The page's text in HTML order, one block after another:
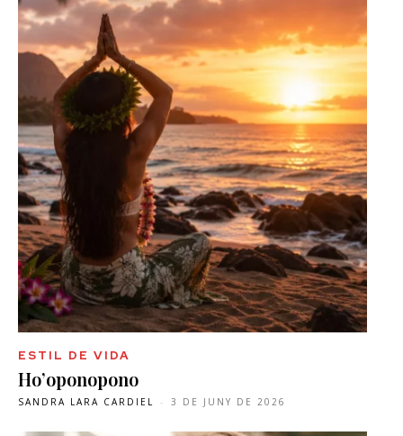
ESTIL DE VIDA
Ho’oponopono
SANDRA LARA CARDIEL - 3 DE JUNY DE 2026